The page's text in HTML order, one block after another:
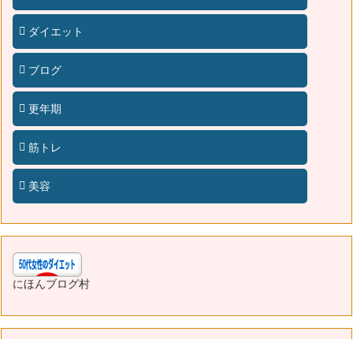
ダイエット
ブログ
更年期
筋トレ
美容
にほんブログ村